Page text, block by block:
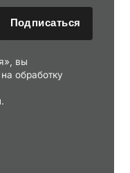
Подписаться
вы
обработку